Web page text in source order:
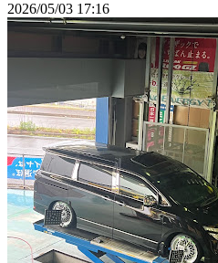
2026/05/03 17:16